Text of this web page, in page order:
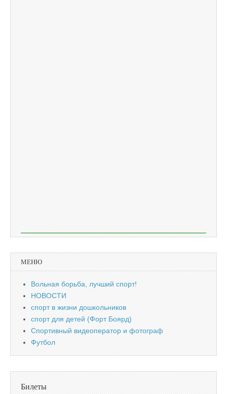
МЕНЮ
Вольная борьба, лучший спорт!
НОВОСТИ
спорт в жизни дошкольников
спорт для детей (Форт Боярд)
Спортивный видеоператор и фотограф
Футбол
Билеты